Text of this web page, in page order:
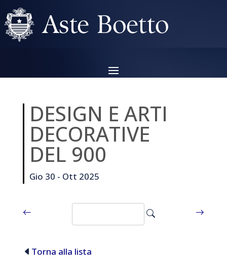
DESIGN E ARTI
DECORATIVE
DEL 900
Gio 30 - Ott 2025
Torna alla lista